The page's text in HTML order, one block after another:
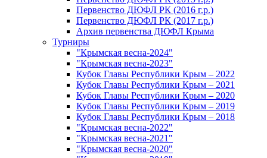
Первенство ДЮФЛ РК (2016 г.р.)
Первенство ДЮФЛ РК (2017 г.р.)
Архив первенства ДЮФЛ Крыма
Турниры
"Крымская весна-2024"
"Крымская весна-2023"
Кубок Главы Республики Крым – 2022
Кубок Главы Республики Крым – 2021
Кубок Главы Республики Крым – 2020
Кубок Главы Республики Крым – 2019
Кубок Главы Республики Крым – 2018
"Крымская весна-2022"
"Крымская весна-2021"
"Крымская весна-2020"